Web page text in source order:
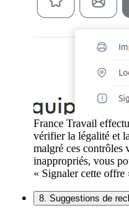
France Travail
vérifier la légalité et
malgré ces contrôles
inappropriés, vous
« Signaler cette offre
8. Suggestions de